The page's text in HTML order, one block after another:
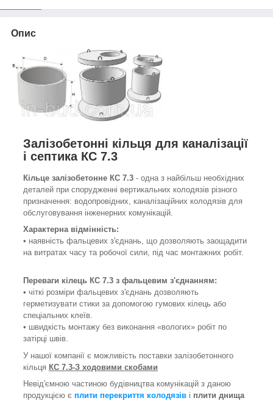
Опис
Залізобетонні кільця для каналізації
і септика КС 7.3
Кільце залізобетонне КС 7.3 - одна з найбільш необхідних
деталей при спорудженні вертикальних колодязів різного
призначення: водопровідних, каналізаційних колодязів для
обслуговування інженерних комунікацій.
Характерна відмінність:
• наявність фальцевих з'єднань, що дозволяють заощадити
на витратах часу та робочої сили, під час монтажних робіт.
Переваги кілець КС 7.3 з фальцевим з'єднанням:
• чіткі розміри фальцевих з'єднань дозволяють
герметизувати стики за допомогою гумових кілець або
спеціальних клеїв.
• швидкість монтажу без виконання «вологих» робіт по
затірці швів.
У нашої компанії є можливість поставки залізобетонного
кільця КС 7.3-З ходовими скобами
Невід'ємною частиною будівництва комунікацій з даною
продукцією є плити перекриття колодязів і плити днища